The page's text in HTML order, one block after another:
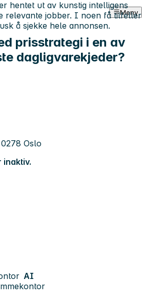
Meny
prisstrategi i en av
dagligvarekjeder?
Oslo
inaktiv.
AI
hentet ut av kunstig intelligens
relevante jobber. I noen få tilfeller
å sjekke hele annonsen.